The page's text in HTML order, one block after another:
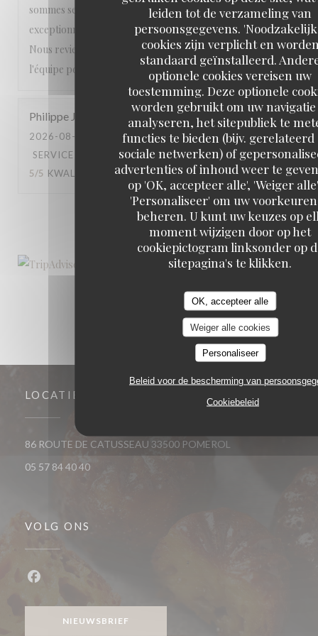
leiden tot de verzameling van
persoonsgegevens.
cookies zijn verplicht en
standaard geïnstalleerd.
optionele cookies vereisen uw
toestemming. Deze optionele
worden gebruikt om uw
analyseren, het sitepubliek te
functies te bieden (bijv. gerelateerd
sociale netwerken) of
advertenties of inhoud weer te
op 'OK, accepteer alle', 'Weiger
'Personaliseer' om uw
beheren. U kunt uw keuzes op
moment wijzigen door op het
cookiepictogram linksonder op
sitepagina's te klikken.
OK, accepteer alle
Weiger alle cookies
Personaliseer
Beleid voor de bescherming van
Cookiebeleid
sommes sentis choyés du début à la fin. Une expérience
exceptionnelle que nous recommandons les yeux fermés.
Nous reviendrons avec grand plaisir. Encore merci à toute
l'équipe pour cette magnifique soirée ! ⭐⭐⭐⭐⭐
Philippe J
2026-08-01
- 19:30 - GASTEN 2
SERVICE
ATMOSFEER: 4/5 KEUKEN :
5/5 KWALITEIT / PRIJS: 5/5
2 3
LOCATIE
86 ROUTE DE CATUSSEAU 33500 POMEROL
05 57 84 40 40
VOLG ONS
NIEUWSBRIEF